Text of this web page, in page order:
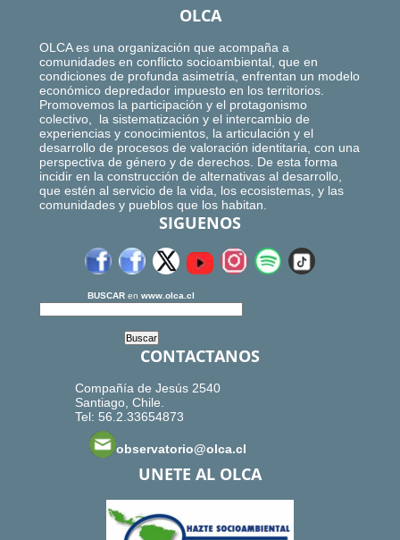
OLCA
OLCA es una organización que acompaña a
comunidades en conflicto socioambiental, que en
condiciones de profunda asimetría, enfrentan un modelo
económico depredador impuesto en los territorios.
Promovemos la participación y el protagonismo
colectivo, la sistematización y el intercambio de
experiencias y conocimientos, la articulación y el
desarrollo de procesos de valoración identitaria, con una
perspectiva de género y de derechos. De esta forma
incidir en la construcción de alternativas al desarrollo,
que estén al servicio de la vida, los ecosistemas, y las
comunidades y pueblos que los habitan.
SIGUENOS
BUSCAR en www.olca.cl
CONTACTANOS
Compañía de Jesús 2540
Santiago, Chile.
Tel: 56.2.33654873
observatorio@olca.cl
UNETE AL OLCA